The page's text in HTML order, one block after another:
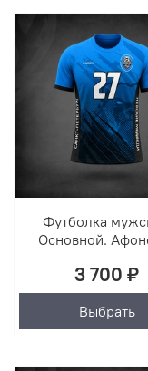
Футболка
Основной.
3 700 ₽
Выбрать